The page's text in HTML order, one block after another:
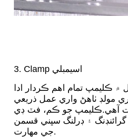
3. Clamp اسيمبلي
۾ ڪليمپ تمام اهم ڪردار ادا
مولڊ ٺاهڻ واري عمل ذريعي
آهي.ڪليمپ جو ڪم، فٽ ڊي
گرائنڊنگ ۽ ڊرلنگ سڀني قسمن
جي مهارت.